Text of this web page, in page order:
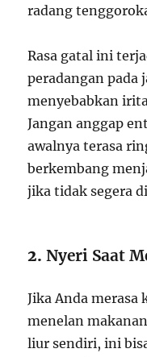
radang
Rasa gatal ini
peradangan pada
menyebabkan
Jangan anggap
awalnya terasa
berkembang
jika tidak segera
2.Nyeri Saat
Jika Anda merasa
menelan
liur sendiri, ini